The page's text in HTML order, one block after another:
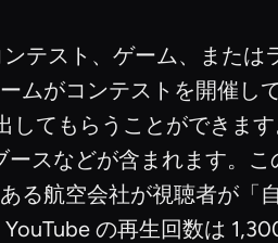
テスト、ゲーム、または
ムがコンテストを開催し
てもらうことができま
スなどが含まれます。
る航空会社が視聴者が「
の再生回数は